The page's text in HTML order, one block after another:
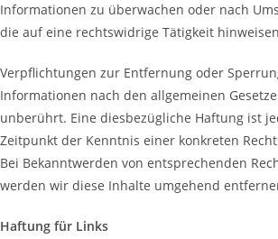
Informationen zu überwachen oder nach
die auf eine rechtswidrige Tätigkeit
Verpflichtungen zur Entfernung oder
Informationen nach den allgemeinen
unberührt. Eine diesbezügliche Haftung ist
Zeitpunkt der Kenntnis einer konkreten
Bei Bekanntwerden von entsprechenden
werden wir diese Inhalte umgehend
Haftung für Links